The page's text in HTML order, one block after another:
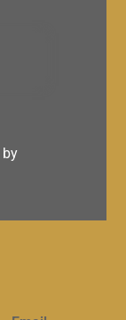
by